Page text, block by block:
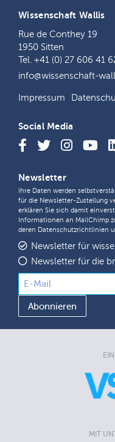
Wissenschaft Wallis
Rue de Conthey 19
1950 Sitten
Tel. +41 (0) 27 606 41
info@wissenschaft-
Impressum
Social Media
Newsletter
Ihre Daten werden
für die Newsletter-Zustellung
erklären Sie sich damit
Informationen an MailChimp
deren Datenschutzrichtlinien
Newsletter für
Newsletter für die
MIT